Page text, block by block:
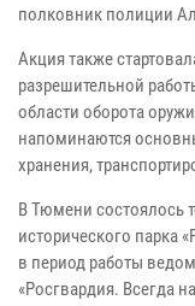
полковник полиции
Акция также
разрешительной
области оборота
напоминаются
хранения,
В Тюмени состоялось
исторического парка
в период работы
«Росгвардия. Всегда